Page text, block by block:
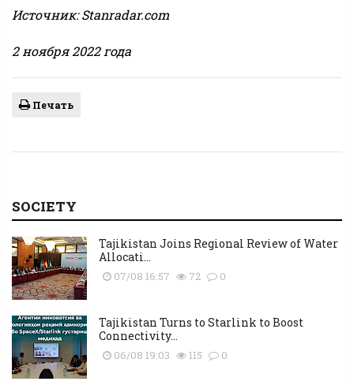
Источник: Stanradar.com
2 ноября 2022 года
Печать
SOCIETY
Tajikistan Joins Regional Review of Water
Allocati...
07/08 16:57 72 0
Tajikistan Turns to Starlink to Boost
Connectivity...
06/08 19:03 115 0